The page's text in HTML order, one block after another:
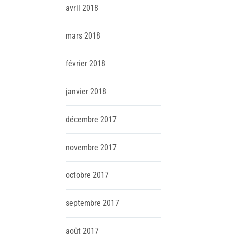
avril 2018
mars 2018
février 2018
janvier 2018
décembre 2017
novembre 2017
octobre 2017
septembre 2017
août 2017